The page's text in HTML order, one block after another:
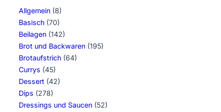
Allgemein (8)
Basisch (70)
Beilagen (142)
Brot und Backwaren (195)
Brotaufstrich (64)
Currys (45)
Dessert (42)
Dips (278)
Dressings und Saucen (52)